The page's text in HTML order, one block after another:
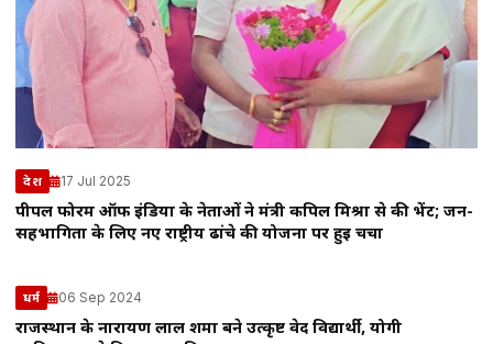
देश 17 Jul 2025
पीपल फोरम ऑफ इंडिया के नेताओं ने मंत्री कपिल मिश्रा से की भेंट; जन-
सहभागिता के लिए नए राष्ट्रीय ढांचे की योजना पर हुई चर्चा
धर्म 06 Sep 2024
राजस्थान के नारायण लाल शर्मा बने उत्कृष्ट वेद विद्यार्थी, योगी